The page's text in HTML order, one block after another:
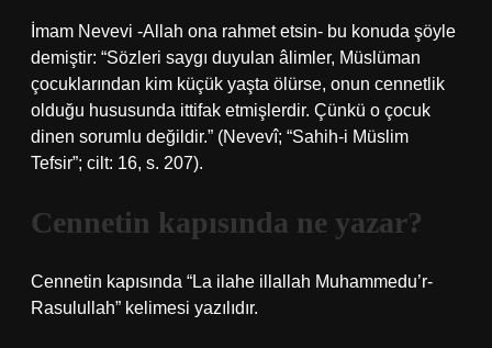
İmam Nevevi -Allah ona rahmet etsin- bu konuda şöyle
demiştir: “Sözleri saygı duyulan âlimler, Müslüman
çocuklarından kim küçük yaşta ölürse, onun cennetlik
olduğu hususunda ittifak etmişlerdir. Çünkü o çocuk
dinen sorumlu değildir.” (Nevevî; “Sahih-i Müslim
Tefsir”; cilt: 16, s. 207).
Cennetin kapısında ne yazar?
Cennetin kapısında “La ilahe illallah Muhammedu’r-
Rasulullah” kelimesi yazılıdır.